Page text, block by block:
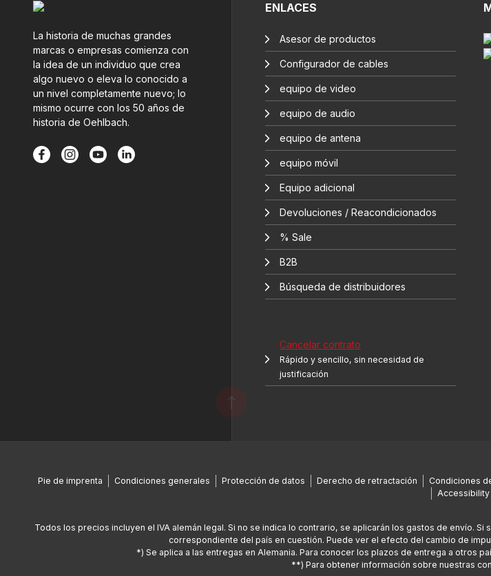
La historia de muchas grandes
marcas o empresas comienza con
la idea de un individuo que crea
algo nuevo o eleva lo conocido a
un nivel completamente nuevo; lo
mismo ocurre con los 50 años de
historia de Oehlbach.
ENLACES
Asesor de productos
Configurador de cables
equipo de video
equipo de audio
equipo de antena
equipo móvil
Equipo adicional
Devoluciones / Reacondicionados
% Sale
B2B
Búsqueda de distribuidores
Cancelar contrato
Rápido y sencillo, sin necesidad de
justificación
Pie de imprenta Condiciones generales Protección de datos Derecho de retractación Condiciones
Accessibility
Todos los precios incluyen el IVA alemán legal. Si no se indica lo contrario, se aplicarán los gastos de envío.
correspondiente del país en cuestión. Puede ver el efecto del cambio de
*) Se aplica a las entregas en Alemania. Para conocer los plazos de entrega a otros
**) Para obtener información sobre nuestras